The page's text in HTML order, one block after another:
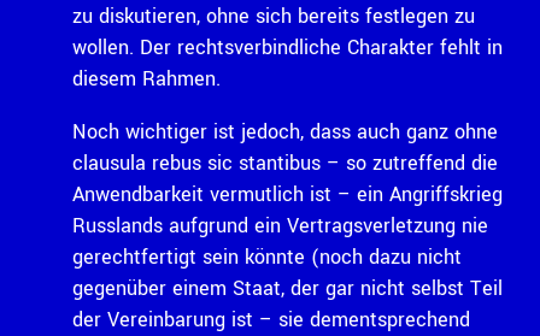
zu diskutieren, ohne sich bereits festlegen zu
wollen. Der rechtsverbindliche Charakter fehlt in
diesem Rahmen.
Noch wichtiger ist jedoch, dass auch ganz ohne
clausula rebus sic stantibus – so zutreffend die
Anwendbarkeit vermutlich ist – ein Angriffskrieg
Russlands aufgrund ein Vertragsverletzung nie
gerechtfertigt sein könnte (noch dazu nicht
gegenüber einem Staat, der gar nicht selbst Teil
der Vereinbarung ist – sie dementsprechend